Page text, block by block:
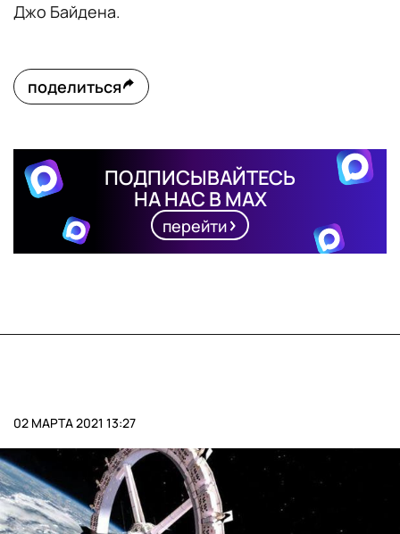
Джо Байдена.
поделиться
ПОДПИСЫВАЙТЕСЬ
НА НАС В MAX
перейти
02 МАРТА 2021 13:27